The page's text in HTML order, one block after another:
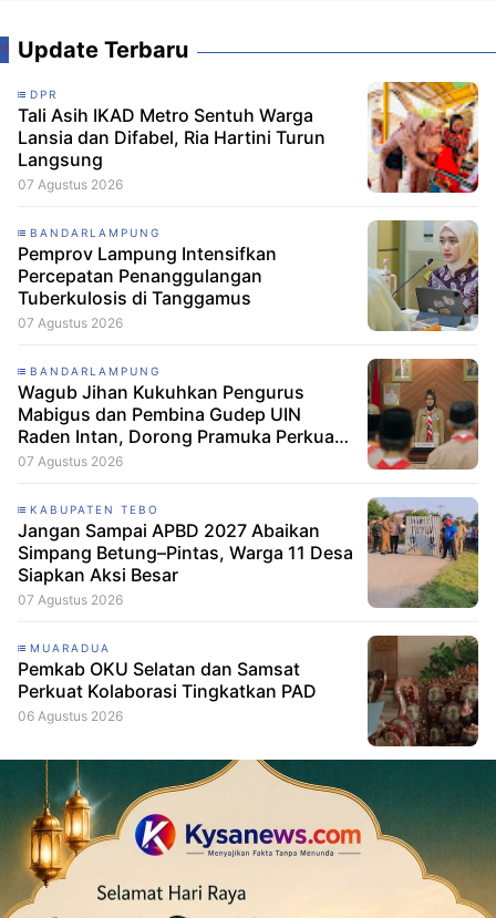
Update Terbaru
DPR
Tali Asih IKAD Metro Sentuh Warga
Lansia dan Difabel, Ria Hartini Turun
Langsung
07 Agustus 2026
BANDARLAMPUNG
Pemprov Lampung Intensifkan
Percepatan Penanggulangan
Tuberkulosis di Tanggamus
07 Agustus 2026
BANDARLAMPUNG
Wagub Jihan Kukuhkan Pengurus
Mabigus dan Pembina Gudep UIN
Raden Intan, Dorong Pramuka Perkuat
Karakter Generasi Muda
07 Agustus 2026
KABUPATEN TEBO
Jangan Sampai APBD 2027 Abaikan
Simpang Betung–Pintas, Warga 11 Desa
Siapkan Aksi Besar
07 Agustus 2026
MUARADUA
Pemkab OKU Selatan dan Samsat
Perkuat Kolaborasi Tingkatkan PAD
06 Agustus 2026